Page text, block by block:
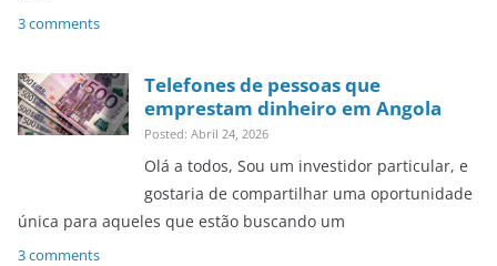
3 comments
Telefones de pessoas que
emprestam dinheiro em Angola
Posted: Abril 24, 2026
Olá a todos, Sou um investidor particular, e
gostaria de compartilhar uma oportunidade
única para aqueles que estão buscando um
3 comments